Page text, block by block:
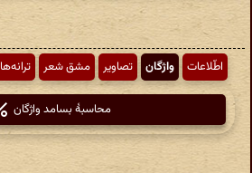
اطّلاعات واژگان تصاویر مشق شعر ترانه‌ها
محاسبهٔ بسامد واژگان